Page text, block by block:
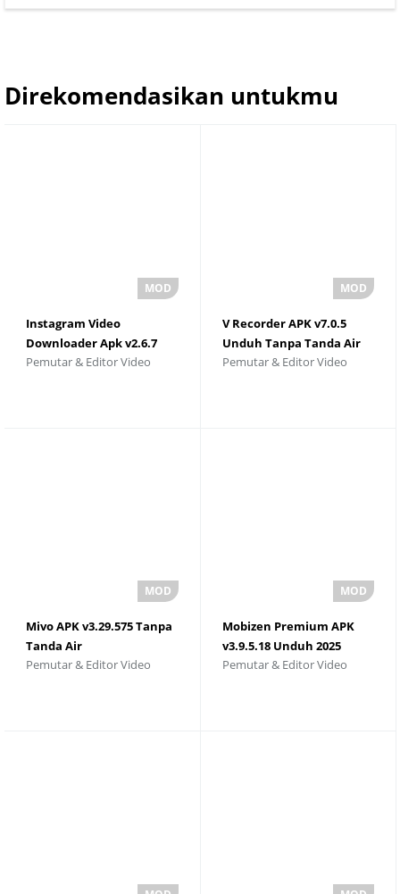
Direkomendasikan untukmu
Instagram Video
Downloader Apk v2.6.7
Download 2025
Pemutar & Editor Video
V Recorder APK v7.0.5
Unduh Tanpa Tanda Air
Pemutar & Editor Video
Mivo APK v3.29.575 Tanpa
Tanda Air
Pemutar & Editor Video
Mobizen Premium APK
v3.9.5.18 Unduh 2025
Pemutar & Editor Video